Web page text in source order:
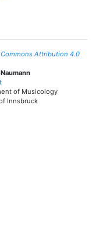
Commons Attribution 4.0
of Musicology
Innsbruck